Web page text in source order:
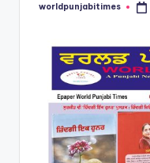
Posted
worldpunjabitimes